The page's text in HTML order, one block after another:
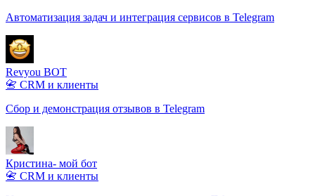
Автоматизация задач и интеграция сервисов в Telegram
Revyou BOT
📇 CRM и клиенты
Сбор и демонстрация отзывов в Telegram
Кристина- мой бот
📇 CRM и клиенты